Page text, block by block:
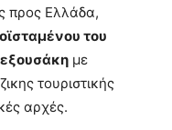
προς Ελλάδα,
του
με
τουριστικής
αρχές.